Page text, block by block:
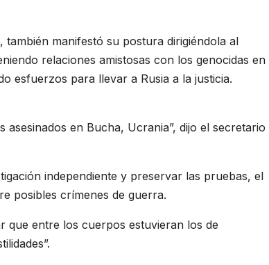
manifestó su postura dirigiéndola al
relaciones amistosas con los genocidas en
esfuerzos para llevar a Rusia a la justicia.
en Bucha, Ucrania”, dijo el secretario
independiente y preservar las pruebas, el
posibles crímenes de guerra.
que entre los cuerpos estuvieran los de